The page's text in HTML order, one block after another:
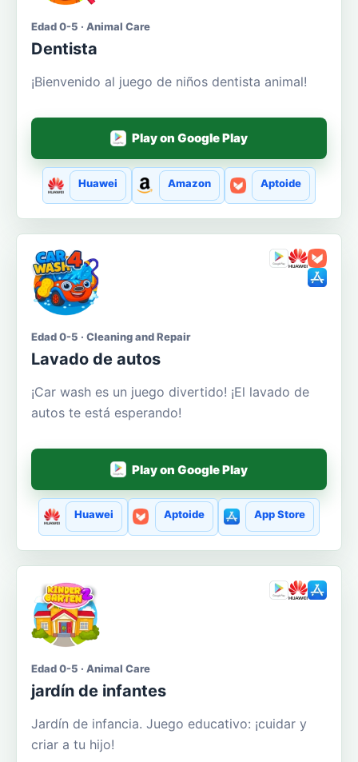
Edad 0-5 · Animal Care
Dentista
¡Bienvenido al juego de niños dentista animal!
Play on Google Play
Huawei Amazon Aptoide
Edad 0-5 · Cleaning and Repair
Lavado de autos
¡Car wash es un juego divertido! ¡El lavado de
autos te está esperando!
Play on Google Play
Huawei Aptoide App Store
Edad 0-5 · Animal Care
jardín de infantes
Jardín de infancia. Juego educativo: ¡cuidar y
criar a tu hijo!